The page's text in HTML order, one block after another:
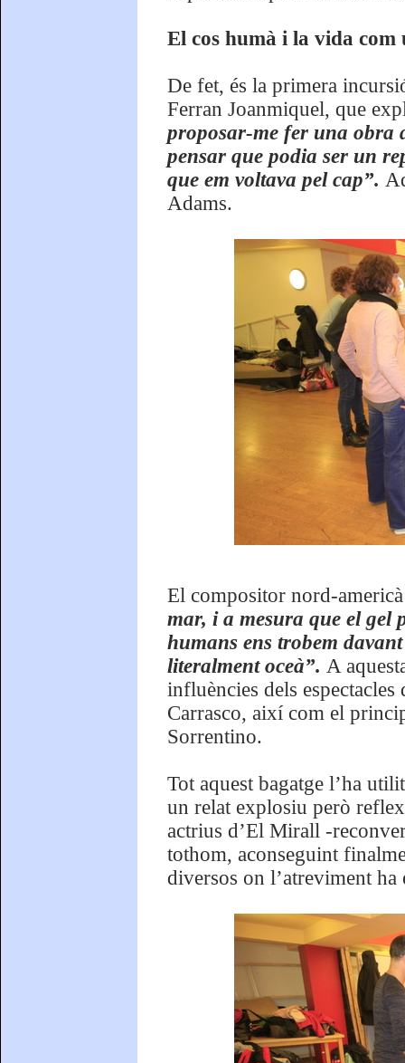
El cos humà i la vida com
De fet, és la primera
Ferran Joanmiquel, que
proposar-me fer una obra
pensar que podia ser un
que em voltava pel cap”.
Adams.
El compositor nord-
mar, i a mesura que el gel
humans ens trobem
literalment oceà”. A
influències dels
Carrasco, així com el
Sorrentino.
Tot aquest bagatge l’ha
un relat explosiu però
actrius d’El Mirall -
tothom, aconseguint
diversos on l’atreviment ha